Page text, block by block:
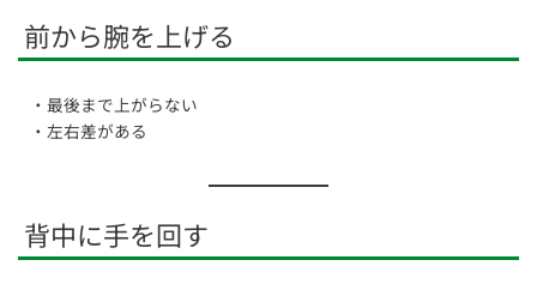
前から腕を上げる
・最後まで上がらない
・左右差がある
背中に手を回す